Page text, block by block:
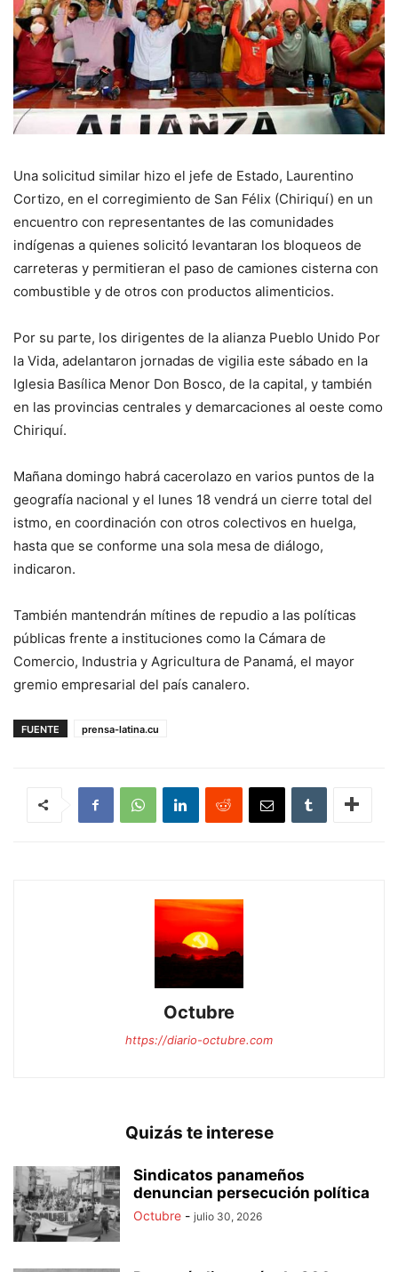
Una solicitud similar hizo el jefe de Estado, Laurentino
Cortizo, en el corregimiento de San Félix (Chiriquí) en un
encuentro con representantes de las comunidades
indígenas a quienes solicitó levantaran los bloqueos de
carreteras y permitieran el paso de camiones cisterna con
combustible y de otros con productos alimenticios.
Por su parte, los dirigentes de la alianza Pueblo Unido Por
la Vida, adelantaron jornadas de vigilia este sábado en la
Iglesia Basílica Menor Don Bosco, de la capital, y también
en las provincias centrales y demarcaciones al oeste como
Chiriquí.
Mañana domingo habrá cacerolazo en varios puntos de la
geografía nacional y el lunes 18 vendrá un cierre total del
istmo, en coordinación con otros colectivos en huelga,
hasta que se conforme una sola mesa de diálogo,
indicaron.
También mantendrán mítines de repudio a las políticas
públicas frente a instituciones como la Cámara de
Comercio, Industria y Agricultura de Panamá, el mayor
gremio empresarial del país canalero.
FUENTE prensa-latina.cu
Octubre
https://diario-octubre.com
Quizás te interese
Sindicatos panameños
denuncian persecución política
Octubre - julio 30, 2026